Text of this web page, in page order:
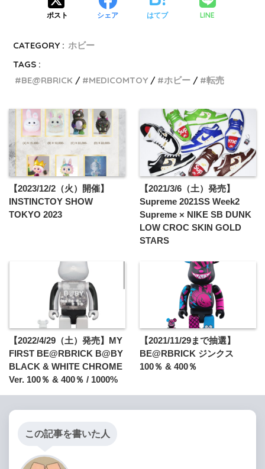
ポスト シェア はてブ LINE
CATEGORY : ホビー
TAGS :
BE@RBRICK
MEDICOMTOY ホビー 転売
【2023/12/2（火）開催】
INSTINCTOY SHOW
TOKYO 2023
【2021/3/6（土）発売】
Supreme 2021SS Week2
Supreme × NIKE SB DUNK
LOW CROC SKIN GOLD
STARS
【2022/4/29（土）発売】MY
FIRST BE@RBRICK B@BY
BLACK & WHITE CHROME
Ver. 100％ & 400％ / 1000%
【2021/11/29まで抽選】
BE@RBRICK ジンクス
100％ & 400％
この記事を書いた人